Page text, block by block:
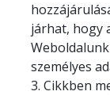
járhat, hogy
személyes
3. Cikkben